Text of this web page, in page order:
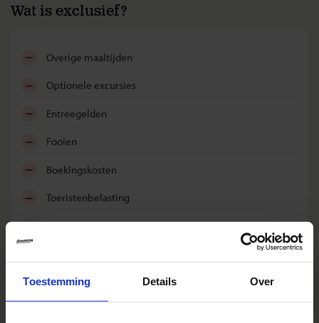
Toestemming Details Over
Wat is exclusief?
overige maaltijden
optionele excursies
entreegelden
fooien
boekingskosten
toeristenbelasting
bijdrage Calamiteitenfonds
reis- en annuleringsverzekering